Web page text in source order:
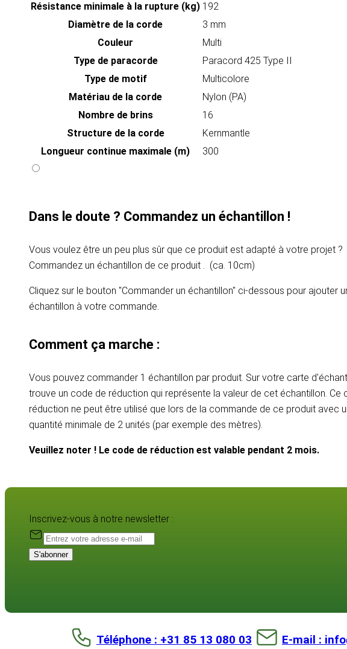
Résistance minimale à la rupture (kg) 192
Diamètre de la corde
3 mm
Couleur
Multi
Type de paracorde
Paracord 425 Type II
Type de motif
Multicolore
Matériau de la corde
Nylon (PA)
Nombre de brins
16
Structure de la corde
Kernmantle
Longueur continue maximale (m)
300
Dans le doute ? Commandez un échantillon !
Vous voulez être un peu plus sûr que ce produit est adapté à votre projet ?
Commandez un échantillon de ce produit . (ca. 10cm)
Cliquez sur le bouton "Commander un échantillon" ci-dessous pour ajouter
échantillon à votre commande.
Comment ça marche :
Vous pouvez commander 1 échantillon par produit. Sur votre carte
trouve un code de réduction qui représente la valeur de cet échantillon. Ce
réduction ne peut être utilisé que lors de la commande de ce produit avec
quantité minimale de 2 unités (par exemple des mètres).
Veuillez noter ! Le code de réduction est valable pendant 2 mois.
Inscrivez-vous à notre newsletter :
S'abonner
Téléphone : +31 85 13 080 03 E-mail :